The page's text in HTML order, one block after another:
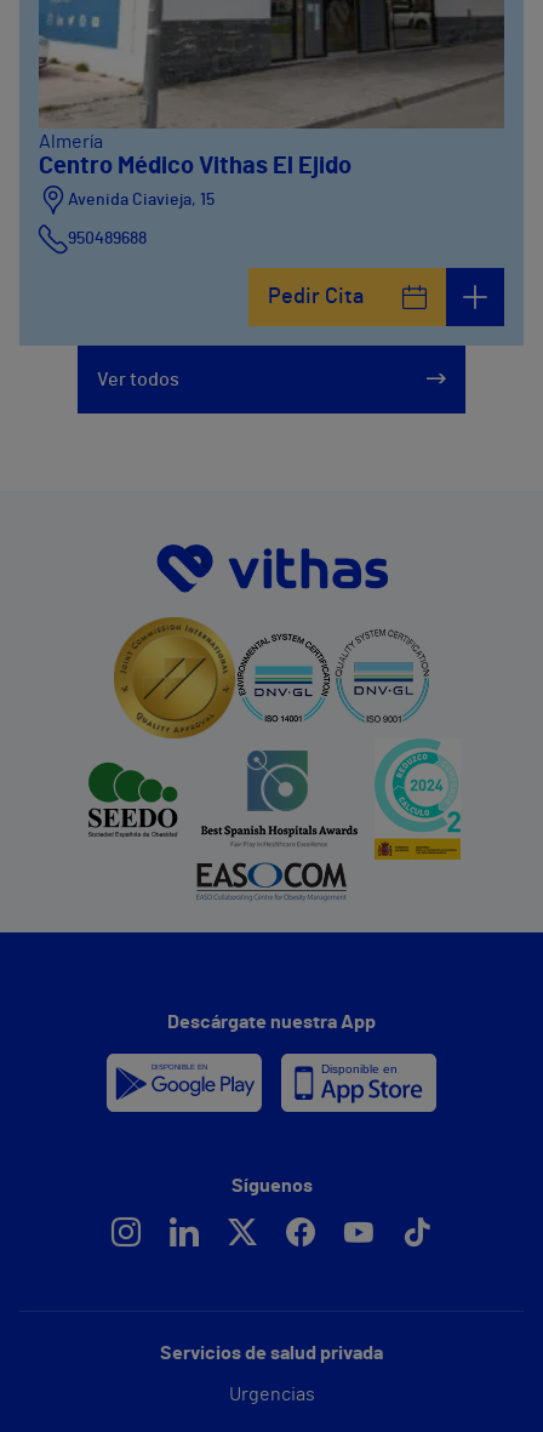
Almería
Centro Médico Vithas El Ejido
Avenida Ciavieja, 15
950489688
Pedir Cita
Ver todos
Servicios de salud privada
Urgencias
Descárgate nuestra App
Síguenos